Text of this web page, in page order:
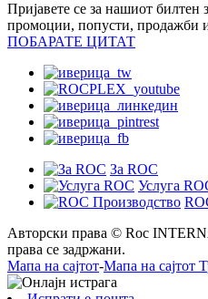
Пријавете се за нашиот билтен
промоции, попусти, продажби
ПОБАРАТЕ ЦИТАТ
За ROC
Услуга
Авторски права © Roc
права се задржани.
Мапа на сајтот-Мапа на сајтот